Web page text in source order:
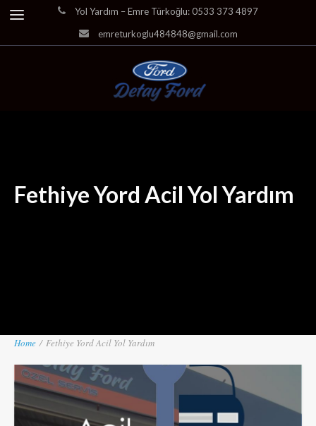
Yol Yardım – Emre Türkoğlu: 0533 373 4897
emreturkoglu484848@gmail.com
Fethiye Yord Acil Yol Yardım
Home / Fethiye Yord Acil Yol Yardım